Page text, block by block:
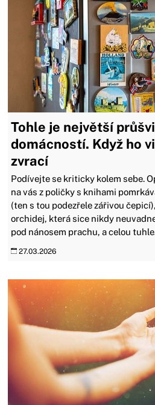
Tohle je největší
domácností. Když ho
zvrací
Podívejte se kriticky kolem sebe.
na vás z poličky s knihami
(ten s tou podezřele zářivou
orchidej, která sice nikdy
pod nánosem prachu, a celou
27.03.2026